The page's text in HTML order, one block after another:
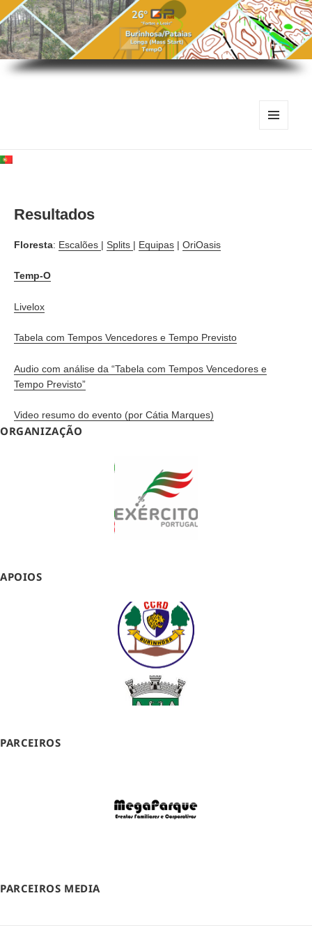
Resultados
Floresta: Escalões | Splits | Equipas | OriOasis
Temp-O
Livelox
Tabela com Tempos Vencedores e Tempo Previsto
Audio com análise da “Tabela com Tempos Vencedores e
Tempo Previsto”
Video resumo do evento (por Cátia Marques)
ORGANIZAÇÃO
APOIOS
PARCEIROS
PARCEIROS MEDIA